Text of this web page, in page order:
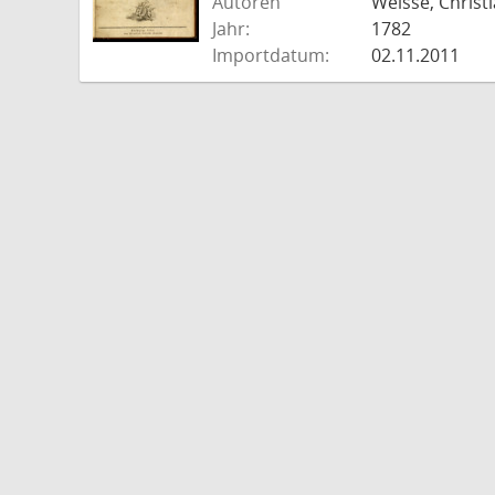
Jahr:
1782
Importdatum:
02.11.2011